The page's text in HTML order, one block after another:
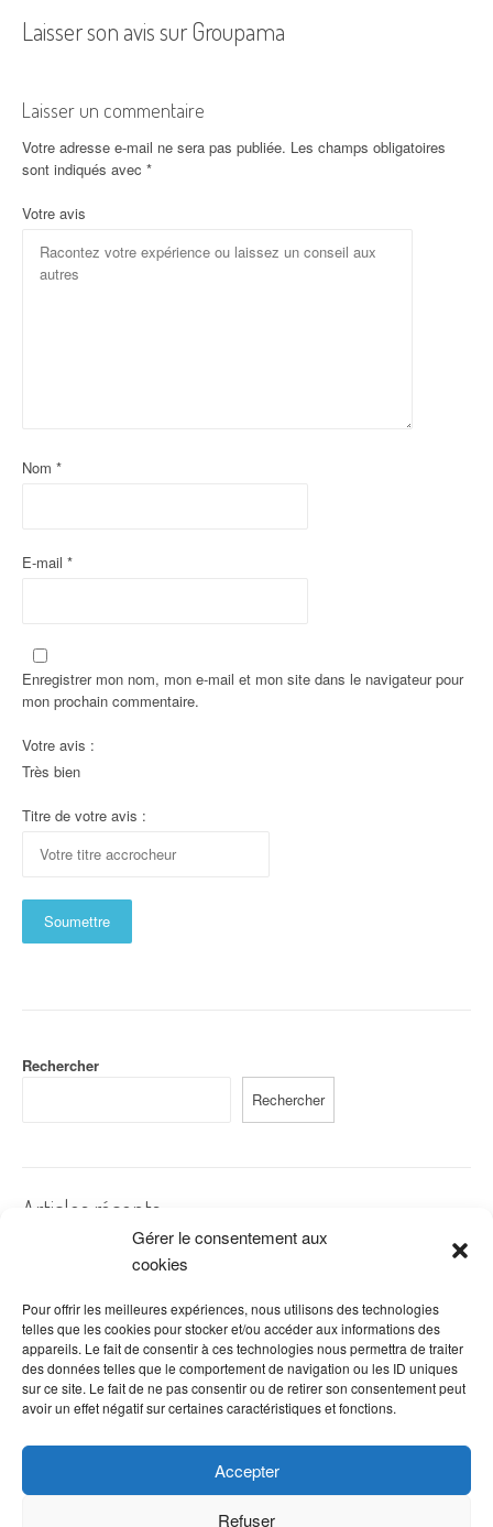
Gérer le consentement aux
cookies
Pour offrir les meilleures expériences, nous utilisons des technologies
telles que les cookies pour stocker et/ou accéder aux informations des
appareils. Le fait de consentir à ces technologies nous permettra de traiter
des données telles que le comportement de navigation ou les ID uniques
sur ce site. Le fait de ne pas consentir ou de retirer son consentement peut
avoir un effet négatif sur certaines caractéristiques et fonctions.
Accepter
Refuser
Laisser son avis sur Groupama
Laisser un commentaire
Votre adresse e-mail ne sera pas publiée. Les champs obligatoires
sont indiqués avec *
Votre avis
Nom *
E-mail *
Enregistrer mon nom, mon e-mail et mon site dans le navigateur pour
mon prochain commentaire.
Votre avis :
Très bien
Titre de votre avis :
Rechercher
Rechercher
Articles récents
Une assurance RCPRO est-elle obligatoire en tant qu’auto
L’assurance auto entrepreneur est-elle obligatoire ?
Quelles sont mes obligations en tant que travailleur indépendant ?
Quelles assurance sont obligatoires quand on est auto-entrepreneur ?
d’assurance d’une trottinettes électriques ?